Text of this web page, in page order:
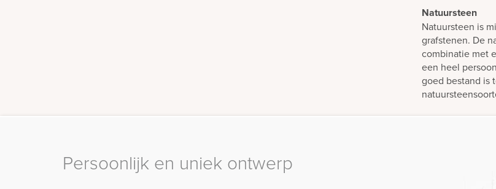
Natuursteen
Natuursteen is
grafstenen. De
combinatie met
een heel
goed bestand is
Persoonlijk en uniek ontwerp